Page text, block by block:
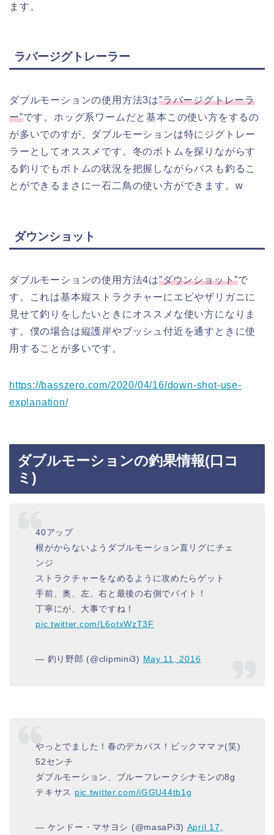
ます。
ラバージグトレーラー
ダブルモーションの使用方法3は”ラバージグトレーラ
ー”です。ホッグ系ワームだと基本この使い方をするの
が多いでのすが、ダブルモーションは特にジグトレー
ラーとしてオススメです。冬のボトムを探りながらす
る釣りでもボトムの状況を把握しながらバスも釣るこ
とができるまさに一石二鳥の使い方ができます。w
ダウンショット
ダブルモーションの使用方法4は”ダウンショット”で
す。これは基本縦ストラクチャーにエビやザリガニに
見せて釣りをしたいときにオススメな使い方になりま
す。僕の場合は縦護岸やブッシュ付近を通すときに使
用することが多いです。
https://basszero.com/2020/04/16/down-shot-use-
explanation/
ダブルモーションの釣果情報(口コ
ミ)
40アップ
根がからないようダブルモーション直リグにチェ
ンジ
ストラクチャーをなめるように攻めたらゲット
手前、奥、左、右と最後の右側でバイト！
丁寧にが、大事ですね！
pic.twitter.com/L6otxWzT3F
— 釣り野郎 (@clipmini3) May 11, 2016
やっとでました！春のデカバス！ビックママァ(笑)
52センチ
ダブルモーション、ブルーフレークシナモンの8g
テキサス pic.twitter.com/iGGU44tb1g
— ケンドー・マサヨシ (@masaPi3) April 17,